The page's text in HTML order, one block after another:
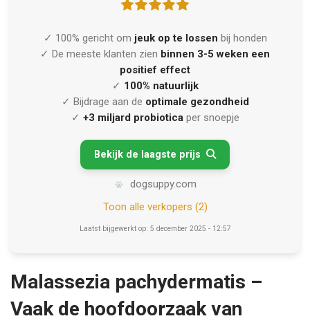
✓ 100% gericht om jeuk op te lossen bij honden
✓ De meeste klanten zien binnen 3-5 weken een
positief effect
✓ 100% natuurlijk
✓ Bijdrage aan de optimale gezondheid
✓ +3 miljard probiotica per snoepje
Bekijk de laagste prijs 
dogsuppy.com
Toon alle verkopers (2)
Laatst bijgewerkt op: 5 december 2025 - 12:57
Malassezia pachydermatis –
Vaak de hoofdoorzaak van